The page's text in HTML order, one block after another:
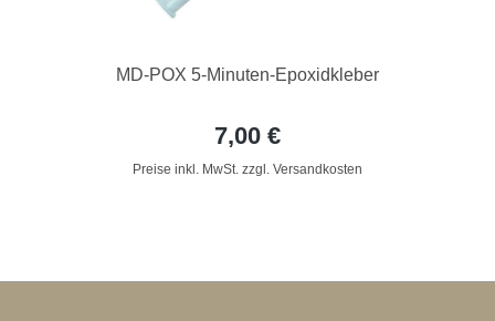
MD-POX 5-Minuten-Epoxidkleber
7,00 €
Preise inkl. MwSt. zzgl. Versandkosten